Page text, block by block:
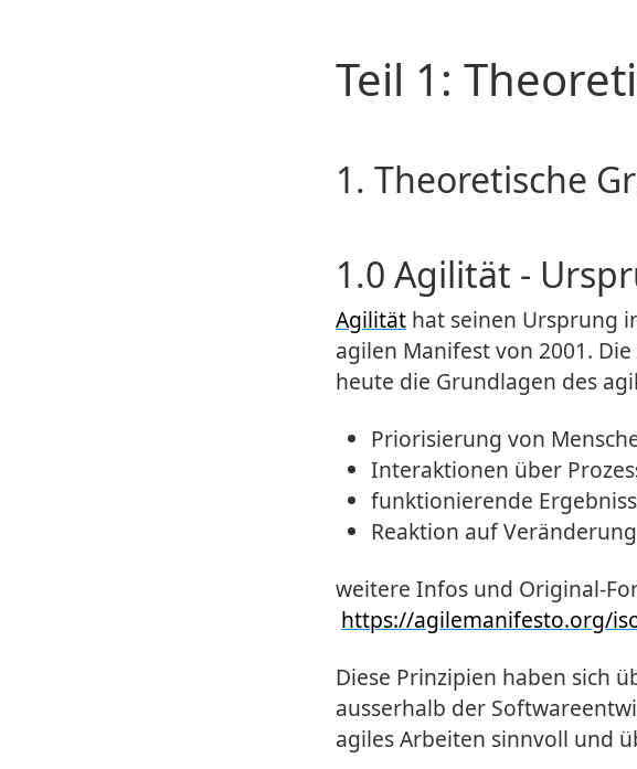
Teil 1:
1. Theoretische
1.0 Agilität -
Agilität hat seinen Ursprung
agilen Manifest von 2001.
heute die Grundlagen des
Priorisierung von
Interaktionen über
funktionierende
Reaktion auf
weitere Infos und Original-
https://agilemanifesto.org/
Diese Prinzipien haben sich
ausserhalb der
agiles Arbeiten sinnvoll und